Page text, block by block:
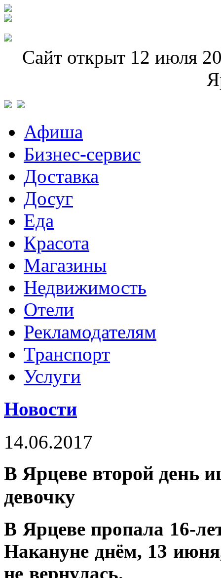
Сайт открыт 12 июля
Афиша
Бизнес-сервис
Доставка
Досуг
Еда
Красота
Магазины
Недвижимость
Отели
Рекламодателям
Транспорт
Услуги
Новости
14.06.2017
В Ярцеве второй день
девочку
В Ярцеве пропала 16-
Накануне днём, 13
не вернулась.